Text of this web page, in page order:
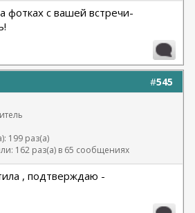
фотках с вашей встречи-
#545
199 раз(а)
162 раз(а) в 65 сообщениях
, подтверждаю -